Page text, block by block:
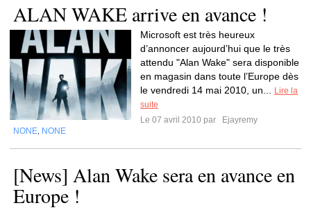
ALAN WAKE arrive en avance !
Microsoft est très heureux
d’annoncer aujourd’hui que le très
attendu "Alan Wake" sera disponible
en magasin dans toute l’Europe dès
le vendredi 14 mai 2010, un...
Lire la
suite
Le 07 avril 2010 par
Ejayremy
NONE NONE
[News] Alan Wake sera en avance en
Europe !